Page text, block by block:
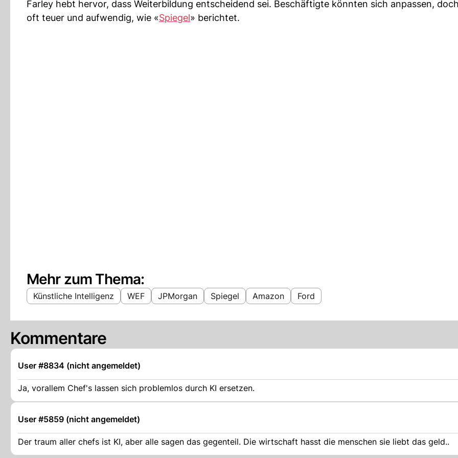
Farley hebt hervor, dass Weiterbildung entscheidend sei. Beschäftigte könnten sich anpassen,
oft teuer und aufwendig, wie «Spiegel» berichtet.
Mehr zum Thema:
Künstliche Intelligenz WEF JPMorgan Spiegel Amazon Ford
Kommentare
User #8834 (nicht angemeldet)
Ja, vorallem Chef's lassen sich problemlos durch KI ersetzen.
User #5859 (nicht angemeldet)
Der traum aller chefs ist KI, aber alle sagen das gegenteil. Die wirtschaft hasst die menschen sie liebt das geld..